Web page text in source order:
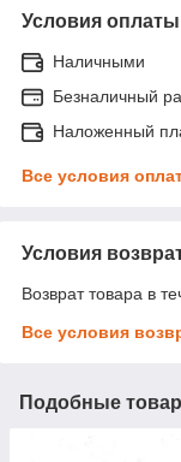
Условия оплаты
Наличными
Безналичный
Наложенный
Все условия
Условия
Возврат товара в
Все условия
Подобные